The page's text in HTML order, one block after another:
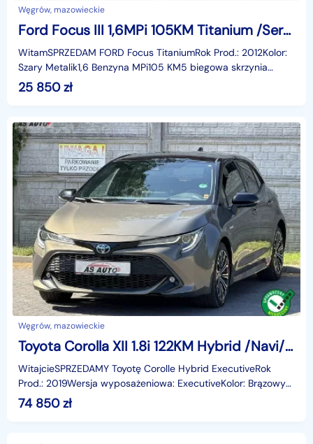
Węgrów, mazowieckie
Ford Focus III 1,6MPi 105KM Titanium /Serwis/Tempomat/Alufelgi/Climatronic
WitamSPRZEDAM FORD Focus TitaniumRok Prod.: 2012Kolor:
Szary Metalik1,6 Benzyna MPi105 KM5 biegowa skrzynia
biegówBezwypadkowySerwisowanyPodgrzewane foteleCzyst
25 850zł
Węgrów, mazowieckie
Toyota Corolla XII 1.8i 122KM Hybrid /Navi/Led/Kamera/Pod.Fotele/Tempomat/PDC/Alu/Hak
WitajcieSPRZEDAMY Toyotę Corolle Hybrid ExecutiveRok
Prod.: 2019Wersja wyposażeniowa: ExecutiveKolor: Brązowy
Perła Metalik + Czarny dach1,8 VVTi HybrydaAutomat
74 850zł